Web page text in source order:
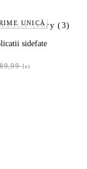
UNICĂ
sidefate
89,99lei